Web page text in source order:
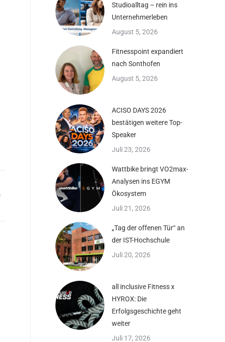
Studioalltag – rein ins
Unternehmerleben
August 5, 2026
Fitnesspoint expandiert
nach Sonthofen
August 5, 2026
ACISO DAYS 2026
bestätigen weitere Top-
Speaker
Juli 23, 2026
Wattbike bringt VO2max-
Analysen ins EGYM
Ökosystem
Juli 21, 2026
„Tag der offenen Tür“ an
der IST-Hochschule
Juli 20, 2026
all inclusive Fitness x
HYROX: Die
Erfolgsgeschichte geht
weiter
Juli 17, 2026